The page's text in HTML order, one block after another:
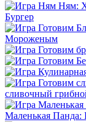
Бургер
Мороженым
сливочный
Маленькая Панда: